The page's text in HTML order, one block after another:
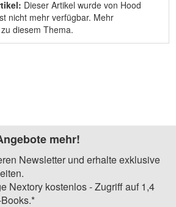
Dieser Artikel wurde von Hood
nicht mehr verfügbar. Mehr
diesem Thema.
mehr!
Newsletter und erhalte exklusive
Nextory kostenlos - Zugriff auf 1,4